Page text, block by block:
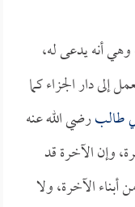
وهي أنه يدعى له،
إلى دار الجزاء كما
طالبرضي الله عنه
وإن الآخرة قد
أبناء الآخرة، ولا